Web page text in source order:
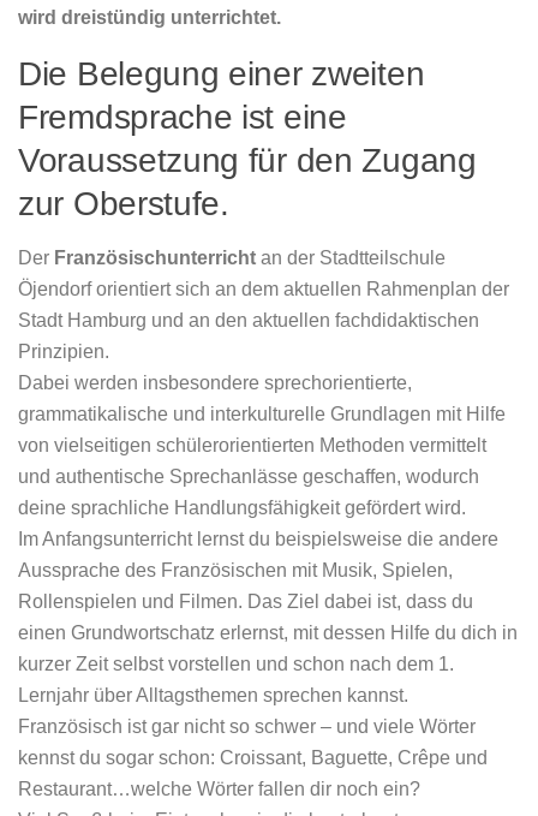
wird dreistündig unterrichtet.
Die Belegung einer zweiten
Fremdsprache ist eine
Voraussetzung für den Zugang
zur Oberstufe.
Der Französischunterricht an der Stadtteilschule
Öjendorf orientiert sich an dem aktuellen Rahmenplan der
Stadt Hamburg und an den aktuellen fachdidaktischen
Prinzipien.
Dabei werden insbesondere sprechorientierte,
grammatikalische und interkulturelle Grundlagen mit Hilfe
von vielseitigen schülerorientierten Methoden vermittelt
und authentische Sprechanlässe geschaffen, wodurch
deine sprachliche Handlungsfähigkeit gefördert wird.
Im Anfangsunterricht lernst du beispielsweise die andere
Aussprache des Französischen mit Musik, Spielen,
Rollenspielen und Filmen. Das Ziel dabei ist, dass du
einen Grundwortschatz erlernst, mit dessen Hilfe du dich in
kurzer Zeit selbst vorstellen und schon nach dem 1.
Lernjahr über Alltagsthemen sprechen kannst.
Französisch ist gar nicht so schwer – und viele Wörter
kennst du sogar schon: Croissant, Baguette, Crêpe und
Restaurant…welche Wörter fallen dir noch ein?